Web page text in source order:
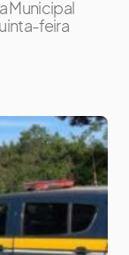
Municipal
feira